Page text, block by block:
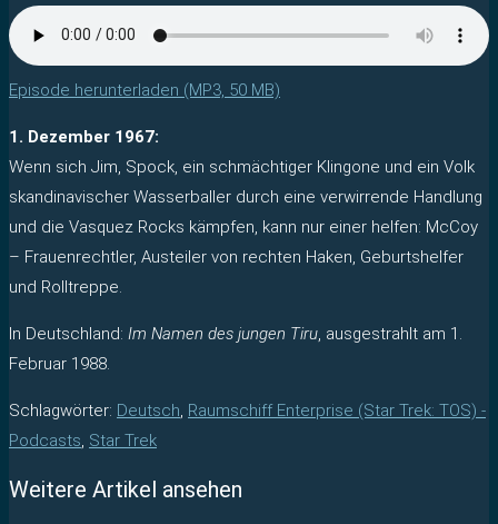
Episode herunterladen (MP3, 50 MB)
1. Dezember 1967:
Wenn sich Jim, Spock, ein schmächtiger Klingone und ein Volk
skandinavischer Wasserballer durch eine verwirrende Handlung
und die Vasquez Rocks kämpfen, kann nur einer helfen: McCoy
– Frauenrechtler, Austeiler von rechten Haken, Geburtshelfer
und Rolltreppe.
In Deutschland: Im Namen des jungen Tiru, ausgestrahlt am 1.
Februar 1988.
Schlagwörter: Deutsch, Raumschiff Enterprise (Star Trek: TOS) -
Podcasts, Star Trek
Weitere Artikel ansehen